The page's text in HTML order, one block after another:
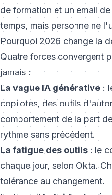
de formation et un email
temps, mais personne ne
Pourquoi 2026 change la
Quatre forces convergent
jamais :
La vague IA générative :
copilotes, des outils
comportement de la part
rythme sans précédent.
La fatigue des outils : le
chaque jour, selon Okta.
tolérance au changement.